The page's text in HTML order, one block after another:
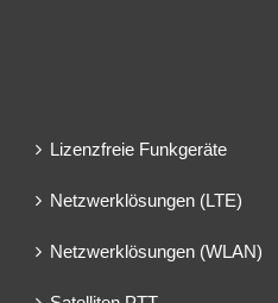
Lizenzfreie Funkgeräte
Netzwerklösungen (LTE)
Netzwerklösungen (WLAN)